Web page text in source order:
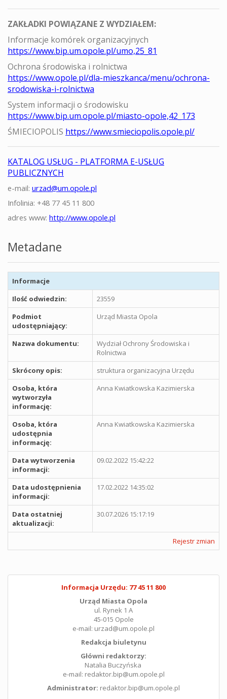
ZAKŁADKI POWIĄZANE Z WYDZIAŁEM:
Informacje komórek organizacyjnych
https://www.bip.um.opole.pl/umo,25_81
Ochrona środowiska i rolnictwa
https://www.opole.pl/dla-mieszkanca/menu/ochrona-
srodowiska-i-rolnictwa
System informacji o środowisku
https://www.bip.um.opole.pl/miasto-opole,42_173
ŚMIECIOPOLIS https://www.smieciopolis.opole.pl/
KATALOG USŁUG - PLATFORMA E-USŁUG
PUBLICZNYCH
e-mail: urzad@um.opole.pl
Infolinia: +48 77 45 11 800
adres www: http://www.opole.pl
Metadane
Informacje
Ilość odwiedzin:
23559
Podmiot
udostępniający:
Urząd Miasta Opola
Nazwa dokumentu:
Wydział Ochrony Środowiska i
Rolnictwa
Skrócony opis:
struktura organizacyjna Urzędu
Osoba, która
wytworzyła
informację:
Anna Kwiatkowska Kazimierska
Osoba, która
udostępnia
informację:
Anna Kwiatkowska Kazimierska
Data wytworzenia
informacji:
09.02.2022 15:42:22
Data udostępnienia
informacji:
17.02.2022 14:35:02
Data ostatniej
aktualizacji:
30.07.2026 15:17:19
Rejestr zmian
Informacja Urzędu: 77 45 11 800
Urząd Miasta Opola
ul. Rynek 1 A
45-015 Opole
e-mail: urzad@um.opole.pl
Redakcja biuletynu
Główni redaktorzy:
Natalia Buczyńska
e-mail: redaktor.bip@um.opole.pl
Administrator: redaktor.bip@um.opole.pl